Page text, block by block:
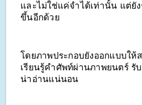
และไม่ใช่แค่จำได้เท่านั้น แต่ยั
ขึ้นอีกด้วย
โดยภาพประกอบยังออกแบบให้
เรียนรู้คำศัพท์ผ่านภาพยนตร์ รั
น่าอ่านแน่นอน